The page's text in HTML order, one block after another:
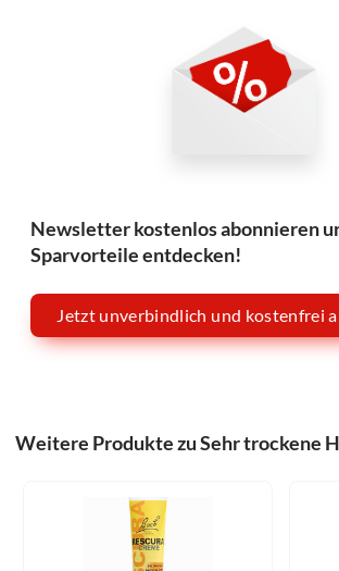
Newsletter kostenlos abonnieren
Sparvorteile entdecken!
Jetzt unverbindlich und kostenfrei
Weitere Produkte zu Sehr trockene